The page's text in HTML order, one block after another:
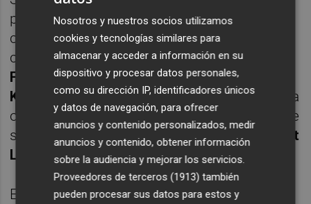
posición para ejercer esa función, al no
contar el holandés con el otro delantero
centro que tiene a su disposición, David
Flakus . Así, jugadores comoRaúl Sánchez
Kenneth MamahyMats Seuntjensaspiran a
ocupar esa posición. La baja de De Miguel se
suma a las ya habituales de
Óscar Gil, Albert
Lottin
yOusmane Camara.
En el oncede este domingo podría haber
Nosotros y nuestros socios utilizamos
cookies y tecnologías similares para
almacenar y acceder a información en su
dispositivo y procesar datos personales,
como su dirección IP, identificadores únicos
y datos de navegación, para ofrecer
anuncios y contenido personalizados, medir
anuncios y contenido, obtener información
sobre la audiencia y mejorar los servicios.
Proveedores de terceros (1913) también
pueden procesar sus datos para estos y